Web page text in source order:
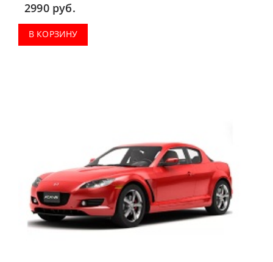
2990 руб.
В КОРЗИНУ